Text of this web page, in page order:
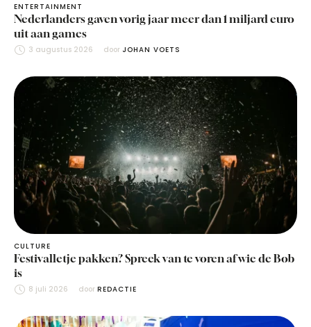
ENTERTAINMENT
Nederlanders gaven vorig jaar meer dan 1 miljard euro
uit aan games
3 augustus 2026 door JOHAN VOETS
CULTURE
Festivalletje pakken? Spreek van te voren af wie de Bob
is
8 juli 2026 door REDACTIE